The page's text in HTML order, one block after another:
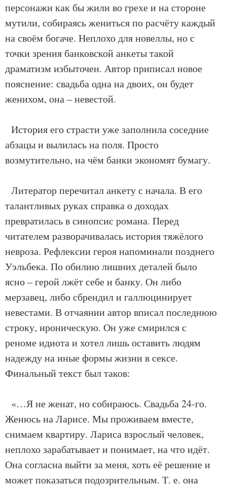
персонажи как бы жили во грехе и на стороне
мутили, собираясь жениться по расчёту каждый
на своём богаче. Неплохо для новеллы, но с
точки зрения банковской анкеты такой
драматизм избыточен. Автор приписал новое
пояснение: свадьба одна на двоих, он будет
женихом, она – невестой.
История его страсти уже заполнила соседние
абзацы и вылилась на поля. Просто
возмутительно, на чём банки экономят бумагу.
Литератор перечитал анкету с начала. В его
талантливых руках справка о доходах
превратилась в синопсис романа. Перед
читателем разворачивалась история тяжёлого
невроза. Рефлексии героя напоминали позднего
Уэльбека. По обилию лишних деталей было
ясно – герой лжёт себе и банку. Он либо
мерзавец, либо сбрендил и галлюцинирует
невестами. В отчаянии автор вписал последнюю
строку, ироническую. Он уже смирился с
реноме идиота и хотел лишь оставить людям
надежду на иные формы жизни в сексе.
Финальный текст был таков:
«…Я не женат, но собираюсь. Свадьба 24-го.
Женюсь на Ларисе. Мы проживаем вместе,
снимаем квартиру. Лариса взрослый человек,
неплохо зарабатывает и понимает, на что идёт.
Она согласна выйти за меня, хоть её решение и
может показаться подозрительным. Т. е. она